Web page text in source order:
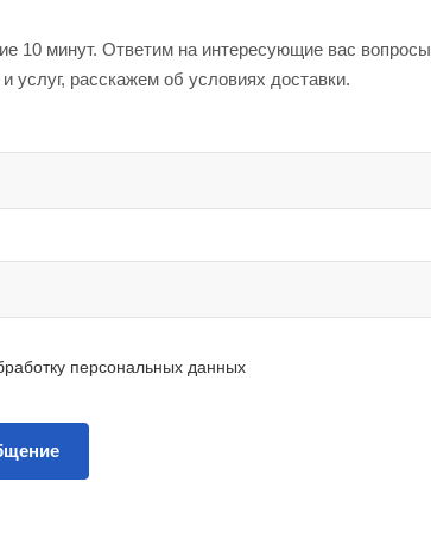
10 минут. Ответим на интересующие вас
услуг, расскажем об условиях доставки.
персональных данных